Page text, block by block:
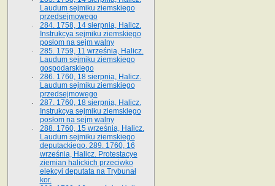
Laudum sejmiku ziemskiego
przedsejmowego
284. 1758, 14 sierpnia, Halicz.
Instrukcya sejmiku ziemskiego
posłom na sejm walny
285. 1759, 11 września, Halicz.
Laudum sejmiku ziemskiego
gospodarskiego
286. 1760, 18 sierpnia, Halicz.
Laudum sejmiku ziemskiego
przedsejmowego
287. 1760, 18 sierpnia, Halicz.
Instrukcya sejmiku ziemskiego
posłom na sejm walny
288. 1760, 15 września, Halicz.
Laudum sejmiku ziemskiego
deputackiego. 289. 1760, 16
września, Halicz. Protestacye
ziemian halickich przeciwko
elekcyi deputata na Trybunał
kor.